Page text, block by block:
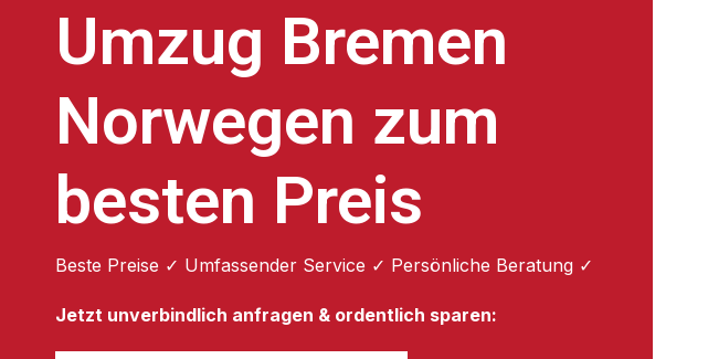
Umzug Bremen
Norwegen zum
besten Preis
Beste Preise ✓ Umfassender Service ✓ Persönliche Beratung ✓
Jetzt unverbindlich anfragen & ordentlich sparen: